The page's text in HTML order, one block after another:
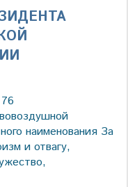
наименования За
и отвагу,